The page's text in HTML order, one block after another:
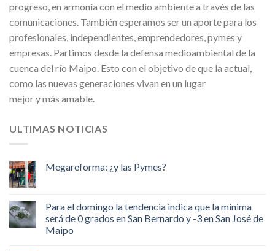
progreso, en armonía con el medio ambiente a través de las
comunicaciones. También esperamos ser un aporte para los
profesionales, independientes, emprendedores, pymes y
empresas. Partimos desde la defensa medioambiental de la
cuenca del río Maipo. Esto con el objetivo de que la actual,
como las nuevas generaciones vivan en un lugar
mejor y más amable.
ULTIMAS NOTICIAS
Megareforma: ¿y las Pymes?
Para el domingo la tendencia indica que la mínima
será de 0 grados en San Bernardo y -3 en San José de
Maipo